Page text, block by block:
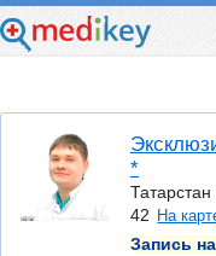
*
42 На
Запись